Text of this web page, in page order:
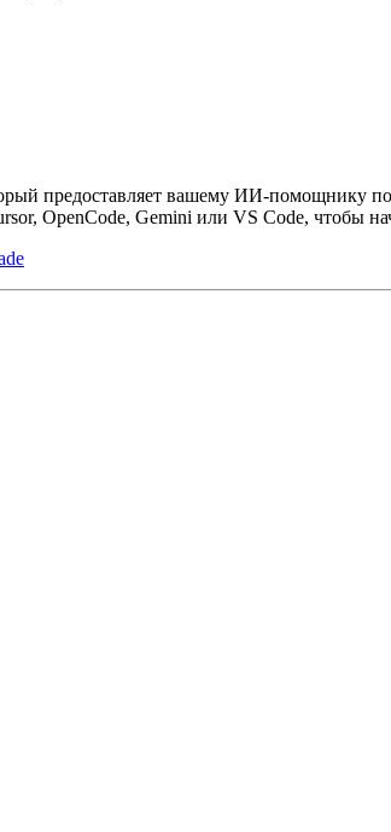
предоставляет вашему ИИ-помощнику
OpenCode, Gemini или VS Code, чтобы